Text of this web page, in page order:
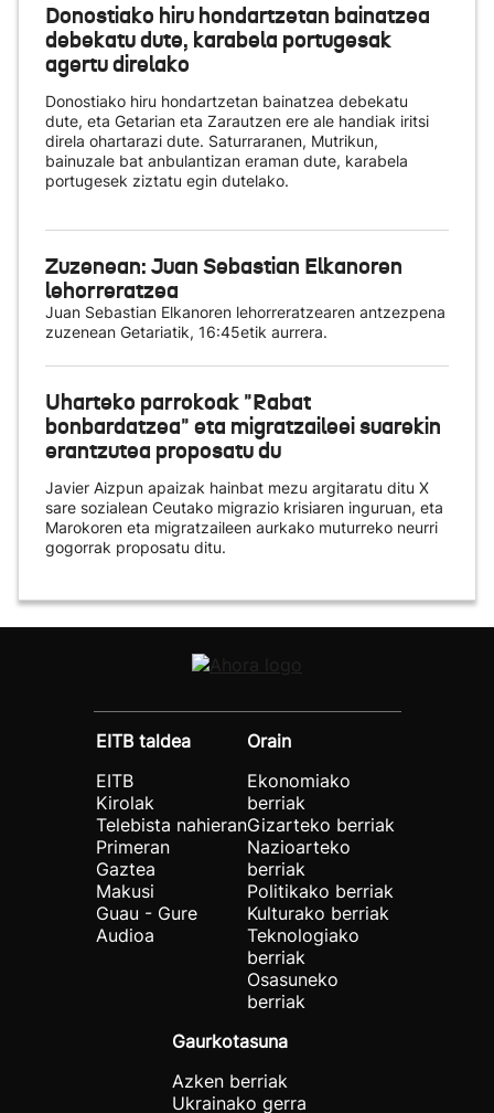
Donostiako hiru hondartzetan bainatzea
debekatu dute, karabela portugesak
agertu direlako
Donostiako hiru hondartzetan bainatzea debekatu
dute, eta Getarian eta Zarautzen ere ale handiak iritsi
direla ohartarazi dute. Saturraranen, Mutrikun,
bainuzale bat anbulantizan eraman dute, karabela
portugesek ziztatu egin dutelako.
Zuzenean: Juan Sebastian Elkanoren
lehorreratzea
Juan Sebastian Elkanoren lehorreratzearen antzezpena
zuzenean Getariatik, 16:45etik aurrera.
Uharteko parrokoak "Rabat
bonbardatzea" eta migratzaileei suarekin
erantzutea proposatu du
Javier Aizpun apaizak hainbat mezu argitaratu ditu X
sare sozialean Ceutako migrazio krisiaren inguruan, eta
Marokoren eta migratzaileen aurkako muturreko neurri
gogorrak proposatu ditu.
EITB taldea
EITB
Kirolak
Telebista nahieran
Primeran
Gaztea
Makusi
Guau - Gure
Audioa
Orain
Ekonomiako
berriak
Gizarteko berriak
Nazioarteko
berriak
Politikako berriak
Kulturako berriak
Teknologiako
berriak
Osasuneko
berriak
Gaurkotasuna
Azken berriak
Ukrainako gerra